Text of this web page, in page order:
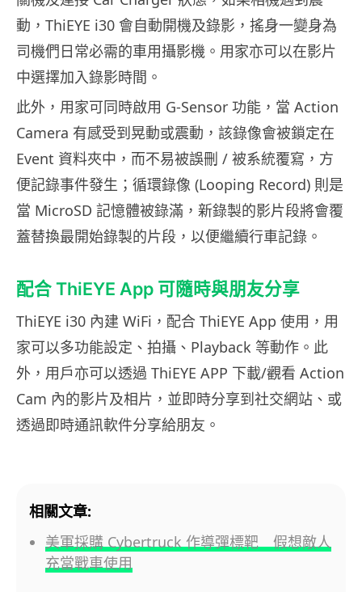
動，ThiEYE i30 會自動開機及錄影，搖身一變身為
司機們日常必需的車用攝影機。用家亦可以在影片
中選擇加入錄影時間。
此外，用家可同時啟用 G-Sensor 功能，當 Action
Camera 有感受到晃動或震動，該錄像會被鎖定在
Event 資料夾中，而不易被誤刪 / 被系統覆寫，方
便記錄事件發生；循環錄像 (Looping Record) 則是
當 MicroSD 記憶體被錄滿，新錄製的影片段將會覆
蓋替換最開始錄製的片段，以便繼續行車記錄。
配合 ThiEYE App 可隨時與朋友分享
ThiEYE i30 內建 WiFi，配合 ThiEYE App 使用，用
家可以多功能設定、拍攝、Playback 等動作。此
外，用戶亦可以透過 ThiEYE APP 下載/觀看 Action
Cam 內的影片及相片，並即時分享到社交網站、或
透過即時通訊軟件分享給朋友。
相關文章:
美軍採購 Cybertruck 作導彈標靶 假想敵人
充當戰車使用